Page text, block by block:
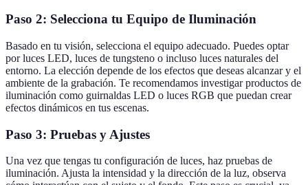
Paso 2: Selecciona tu Equipo de Iluminación
Basado en tu visión, selecciona el equipo adecuado. Puedes optar
por luces LED, luces de tungsteno o incluso luces naturales del
entorno. La elección depende de los efectos que deseas alcanzar y el
ambiente de la grabación. Te recomendamos investigar productos de
iluminación como guirnaldas LED o luces RGB que puedan crear
efectos dinámicos en tus escenas.
Paso 3: Pruebas y Ajustes
Una vez que tengas tu configuración de luces, haz pruebas de
iluminación. Ajusta la intensidad y la dirección de la luz, observa